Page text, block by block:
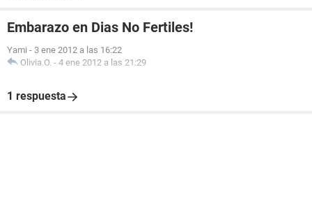
Embarazo en Dias No Fertiles!
Yami - 3 ene 2012 a las 16:22
Olivia.O. - 4 ene 2012 a las 21:29
1 respuesta